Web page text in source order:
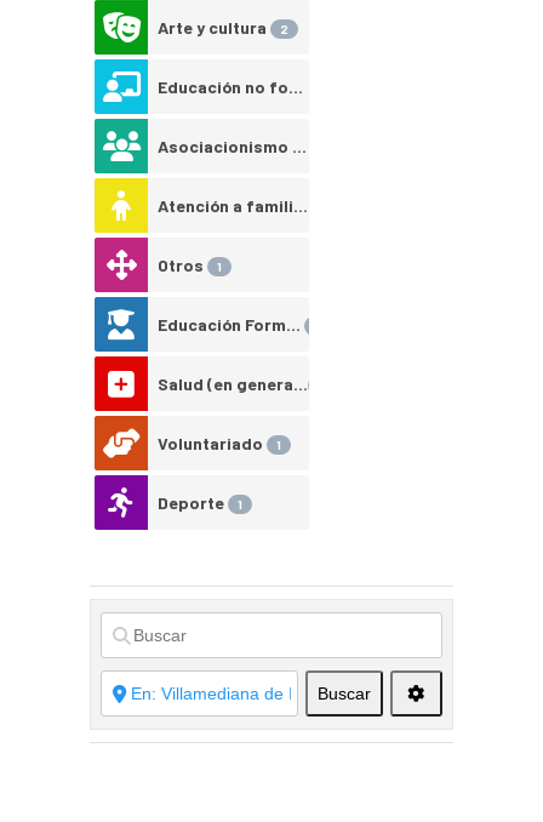
Arte y cultura 2
Educación no formal
Asociacionismo juvenil
Atención a familias con adolescentes/jóvenes
Otros 1
Educación Formal
Salud (en general)
Voluntariado 1
Deporte 1
Buscar